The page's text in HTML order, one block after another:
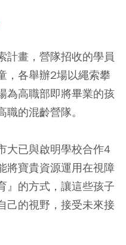
計畫，營隊招收的學員
，各舉辦2場以繩索攀
為高職部即將畢業的孩
的混齡營隊。
大已與啟明學校合作4
將寶貴資源運用在視障
』的方式，讓這些孩子
己的視野，接受未來接